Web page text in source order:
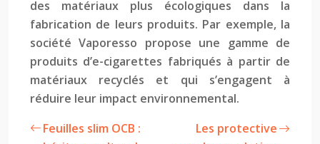
des matériaux plus écologiques dans la
fabrication de leurs produits. Par exemple, la
société Vaporesso propose une gamme de
produits d’e-cigarettes fabriqués à partir de
matériaux recyclés et qui s’engagent à
réduire leur impact environnemental.
Feuilles slim OCB :
Les protective